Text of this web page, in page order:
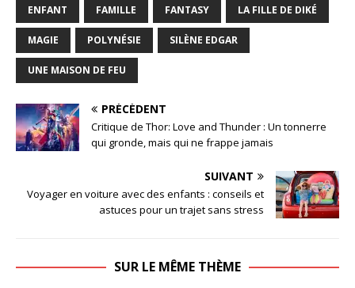
ENFANT FAMILLE FANTASY LA FILLE DE DIKÉ
MAGIE POLYNÉSIE SILÈNE EDGAR
UNE MAISON DE FEU
PRÉCÉDENT
Critique de Thor: Love and Thunder : Un tonnerre
qui gronde, mais qui ne frappe jamais
SUIVANT
Voyager en voiture avec des enfants : conseils et
astuces pour un trajet sans stress
SUR LE MÊME THÈME